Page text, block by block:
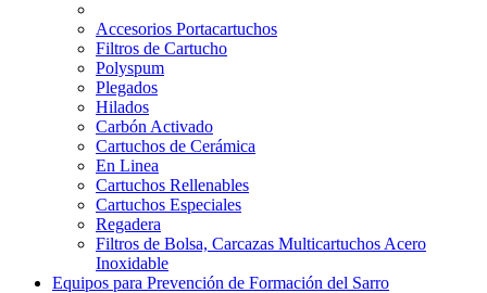
Accesorios Portacartuchos
Filtros de Cartucho
Polyspum
Plegados
Hilados
Carbón Activado
Cartuchos de Cerámica
En Linea
Cartuchos Rellenables
Cartuchos Especiales
Regadera
Filtros de Bolsa, Carcazas Multicartuchos Acero
Inoxidable
Equipos para Prevención de Formación del Sarro